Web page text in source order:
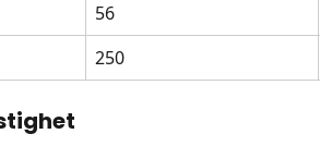
56
250